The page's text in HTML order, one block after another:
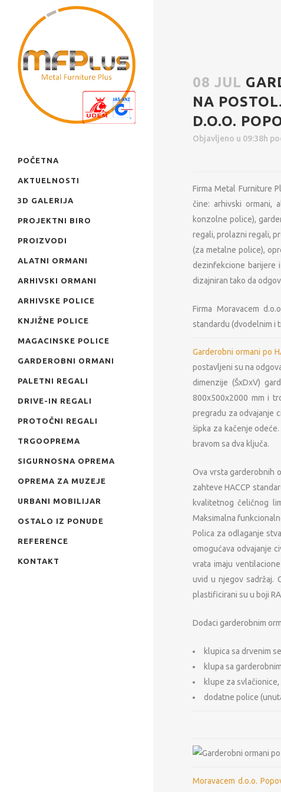
POČETNA
AKTUELNOSTI
3D GALERIJA
PROJEKTNI BIRO
PROIZVODI
ALATNI ORMANI
ARHIVSKI ORMANI
ARHIVSKE POLICE
KNJIŽNE POLICE
MAGACINSKE POLICE
GARDEROBNI ORMANI
PALETNI REGALI
DRIVE-IN REGALI
PROTOČNI REGALI
TRGOOPREMA
SIGURNOSNA OPREMA
OPREMA ZA MUZEJE
URBANI MOBILIJAR
OSTALO IZ PONUDE
REFERENCE
KONTAKT
08 JUL
NA
D.O.O.
Objavljeno u 09:38h
Firma Metal Furniture
čine: arhivski ormani,
konzolne police),
regali, prolazni regali,
(za metalne police),
dezinfekcione barijere
dizajniran tako da
Firma Moravacem
standardu (dvodelnim i
Garderobni ormani po
postavljeni su na
dimenzije (ŠxDxV)
800x500x2000 mm i
pregradu za odvajanje
šipka za kačenje
bravom sa dva ključa.
Ova vrsta garderobnih
zahteve HACCP
kvalitetnog čeličnog
Maksimalna
Polica za odlaganje
omogućava odvajanje
vrata imaju
uvid u njegov sadržaj.
plastificirani su u boji
Dodaci garderobnim
klupica sa drvenim
klupa sa
klupe za svlačionice,
dodatne police
Moravacem d.o.o.